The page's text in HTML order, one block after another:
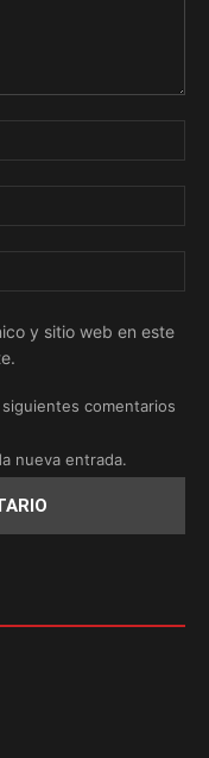
y sitio web en este
comentarios
nueva entrada.